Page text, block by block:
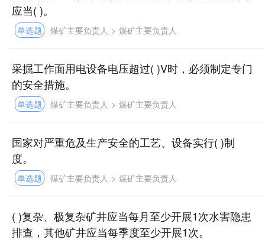
应当( )。
单选题 煤矿主要负责人 > 煤矿主要负责人
采掘工作面用电设备电压超过( )V时，必须制定专门
的安全措施。
单选题 煤矿主要负责人 > 煤矿主要负责人
国家对严重危及生产安全的工艺、设备实行( )制
度。
单选题 煤矿主要负责人 > 煤矿主要负责人
( )复杂、极复杂矿井应当每月至少开展1次水害隐患
排查，其他矿井应当每季度至少开展1次。